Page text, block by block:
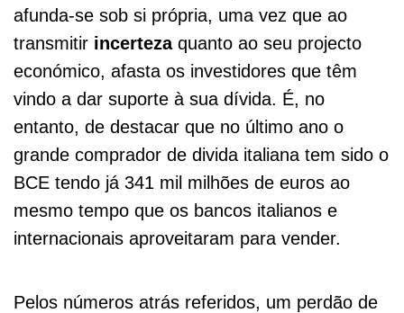
afunda-se sob si própria, uma vez que ao
transmitir incertezaquanto ao seu projecto
económico, afasta os investidores que têm
vindo a dar suporte à sua dívida. É, no
entanto, de destacar que no último ano o
grande comprador de divida italiana tem sido o
BCE tendo já 341 mil milhões de euros ao
mesmo tempo que os bancos italianos e
internacionais aproveitaram para vender.
Pelos números atrás referidos, um perdão de